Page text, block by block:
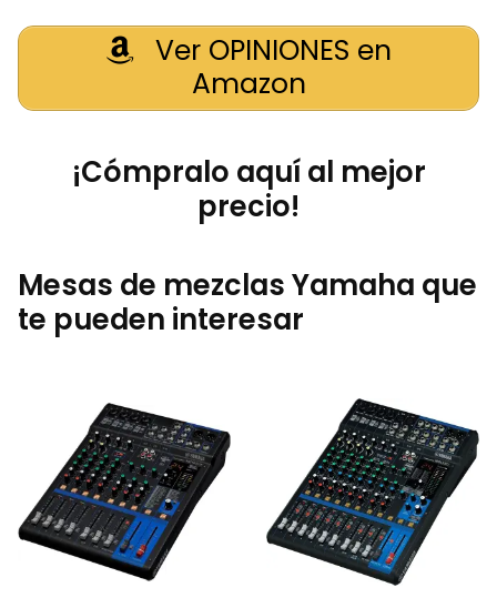
Ver OPINIONES en
Amazon
¡Cómpralo aquí al mejor
precio!
Mesas de mezclas Yamaha que
te pueden interesar